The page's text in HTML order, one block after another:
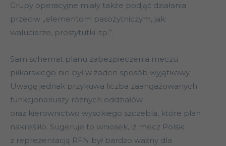
Grupy operacyjne miały także podjąć działania
przeciw „elementom pasożytniczym, jak:
waluciarze, prostytutki itp.”.
Sam schemat planu zabezpieczenia meczu
piłkarskiego nie był w żaden sposób wyjątkowy.
Uwagę jednak przykuwa liczba zaangażowanych
funkcjonariuszy różnych oddziałów
oraz kierownictwo wysokiego szczebla, które plan
nakreśliło. Sugeruje to wniosek, iż mecz Polski
z reprezentacją RFN był bardzo ważny dla